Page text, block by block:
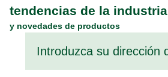
tendencias de la industria
y novedades de productos